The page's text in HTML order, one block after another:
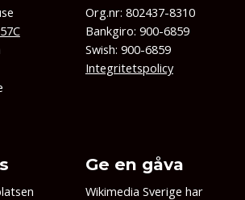
Org.nr: 802437-8310
Bankgiro: 900-6859
Swish: 900-6859
Integritetspolicy
Ge en gåva
Wikimedia Sverige har